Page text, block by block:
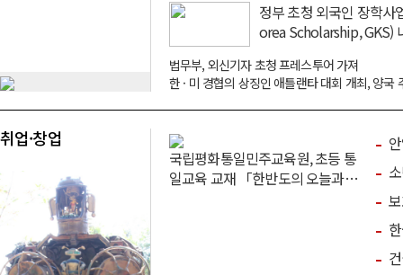
정부 초청 외국인 장학사
orea Scholarship, GKS)
법무부, 외신기자 초청 프레스투어 가져
취업·창업
국립평화통일민주교육원, 초등 통
일교육 교재 「한반도의 오늘과